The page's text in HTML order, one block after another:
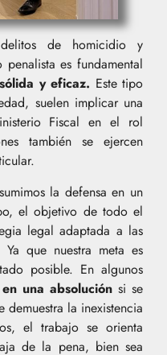
de homicidio y
es fundamental
y eficaz. Este tipo
suelen implicar una
Fiscal en el rol
también se ejercen
la defensa en un
el objetivo de todo el
legal adaptada a las
que nuestra meta es
posible. En algunos
una absolución si se
demuestra la inexistencia
el trabajo se orienta
de la pena, bien sea